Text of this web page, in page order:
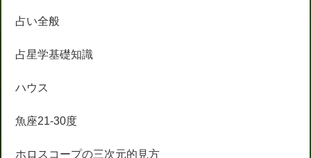
占い全般
占星学基礎知識
ハウス
魚座21-30度
ホロスコープの三次元的見方